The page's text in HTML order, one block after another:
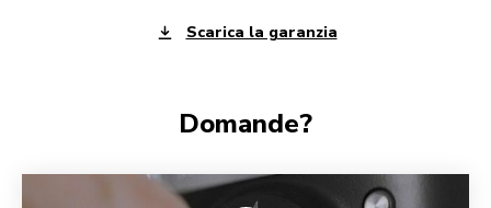
Scarica la garanzia
Domande?